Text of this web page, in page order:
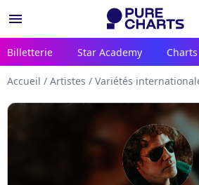
menu
Billetterie Star Academy
Accueil / Artistes / Variétés